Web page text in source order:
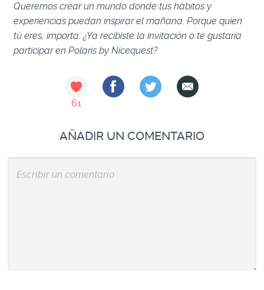
Queremos crear un mundo donde tus hábitos y
experiencias puedan inspirar el mañana. Porque quien
tú eres, importa. ¿Ya recibiste la invitación o te gustaría
participar en Polaris by Nicequest?
61
AÑADIR UN COMENTARIO